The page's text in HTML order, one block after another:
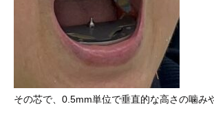
その芯で、0.5mm単位で垂直的な高さの噛み